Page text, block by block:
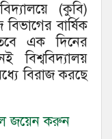
(কুবি)
বার্ষিক
এক দিনের
বিরাজ করছে
জয়েন করুন